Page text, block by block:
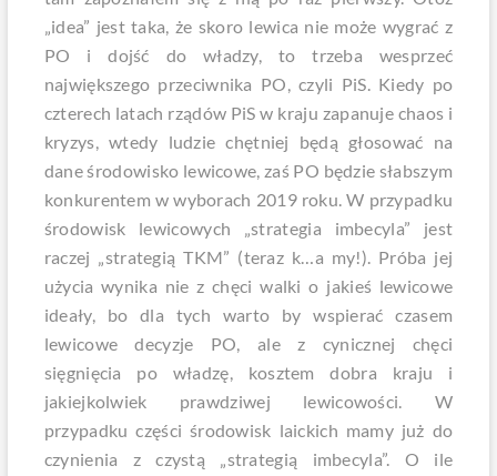
„idea” jest taka, że skoro lewica nie może wygrać z
PO i dojść do władzy, to trzeba wesprzeć
największego przeciwnika PO, czyli PiS. Kiedy po
czterech latach rządów PiS w kraju zapanuje chaos i
kryzys, wtedy ludzie chętniej będą głosować na
dane środowisko lewicowe, zaś PO będzie słabszym
konkurentem w wyborach 2019 roku. W przypadku
środowisk lewicowych „strategia imbecyla” jest
raczej „strategią TKM” (teraz k…a my!). Próba jej
użycia wynika nie z chęci walki o jakieś lewicowe
ideały, bo dla tych warto by wspierać czasem
lewicowe decyzje PO, ale z cynicznej chęci
sięgnięcia po władzę, kosztem dobra kraju i
jakiejkolwiek prawdziwej lewicowości. W
przypadku części środowisk laickich mamy już do
czynienia z czystą „strategią imbecyla”. O ile